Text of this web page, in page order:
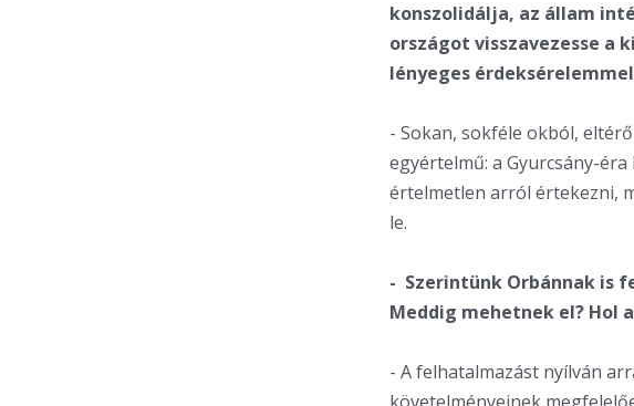
konszolidálja, az állam
országot visszavezesse a
lényeges
- Sokan, sokféle okból,
egyértelmű: a Gyurcsány-
értelmetlen arról értekezni,
le.
- Szerintünk Orbánnak is
Meddig mehetnek el? Hol
- A felhatalmazást nyílván